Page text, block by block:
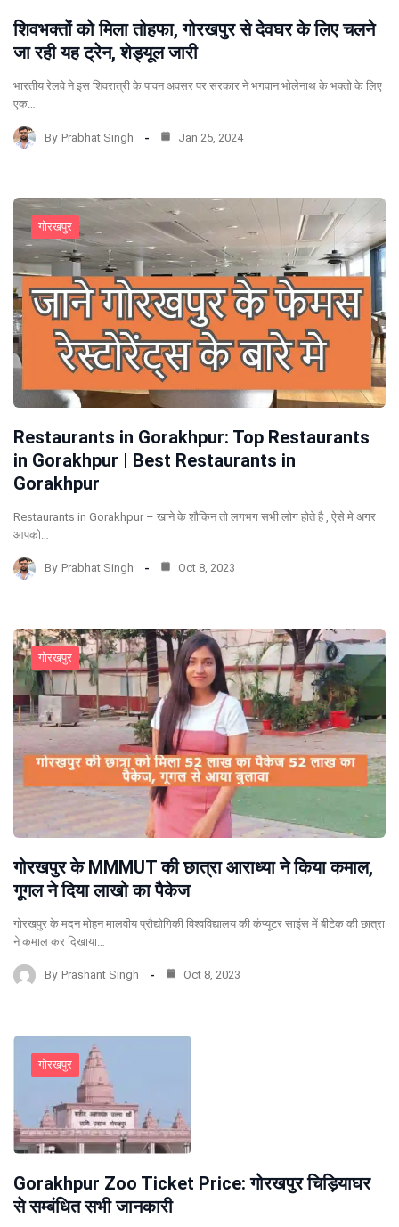
शिवभक्तों को मिला तोहफा, गोरखपुर से देवघर के लिए चलने
जा रही यह ट्रेन, शेड्यूल जारी
भारतीय रेलवे ने इस शिवरात्री के पावन अवसर पर सरकार ने भगवान भोलेनाथ के भक्तो के लिए
एक…
By Prabhat Singh Jan 25, 2024
गोरखपुर
Restaurants in Gorakhpur: Top Restaurants
in Gorakhpur | Best Restaurants in
Gorakhpur
Restaurants in Gorakhpur – खाने के शौकिन तो लगभग सभी लोग होते है , ऐसे मे अगर
आपको…
By Prabhat Singh Oct 8, 2023
गोरखपुर
गोरखपुर के MMMUT की छात्रा आराध्या ने किया कमाल,
गूगल ने दिया लाखो का पैकेज
गोरखपुर के मदन मोहन मालवीय प्रौद्योगिकी विश्वविद्यालय की कंप्यूटर साइंस में बीटेक की छात्रा
ने कमाल कर दिखाया…
By Prashant Singh Oct 8, 2023
गोरखपुर
Gorakhpur Zoo Ticket Price: गोरखपुर चिड़ियाघर
से सम्बंधित सभी जानकारी